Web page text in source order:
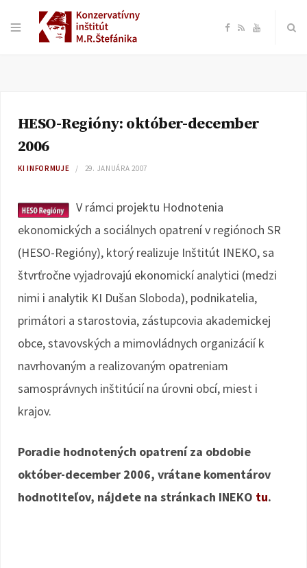
F
e
o
R Y
e
HESO-Regióny: október-december
2006
KI INFORMUJE 29. JANUÁRA 2007
V rámci projektu Hodnotenia
ekonomických a sociálnych opatrení v regiónoch SR
(HESO-Regióny), ktorý realizuje Inštitút INEKO, sa
štvrťročne vyjadrovajú ekonomickí analytici (medzi
nimi i analytik KI Dušan Sloboda), podnikatelia,
primátori a starostovia, zástupcovia akademickej
obce, stavovských a mimovládnych organizácií k
navrhovaným a realizovaným opatreniam
samosprávnych inštitúcií na úrovni obcí, miest i
krajov.
Poradie hodnotených opatrení za obdobie
október-december 2006, vrátane komentárov
hodnotiteľov, nájdete na stránkach INEKO tu.